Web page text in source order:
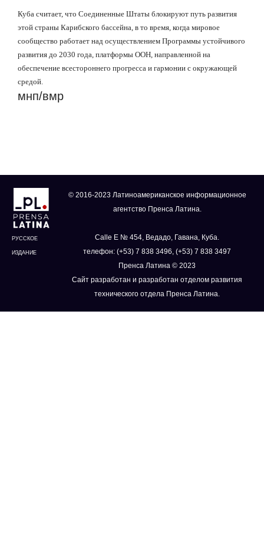
Куба считает, что Соединенные Штаты блокируют путь развития
этой страны Карибского бассейна, в то время, когда мировое
сообщество работает над осуществлением Программы устойчивого
развития до 2030 года, платформы ООН, направленной на
обеспечение всестороннего прогресса и гармонии с окружающей
средой.
мнп/вмр
РУССКОЕ
ИЗДАНИЕ
© 2016-2023 Латиноамериканское информационное
агентство Пренса Латина.
Calle E № 454, Ведадо, Гавана, Куба.
телефон: (+53) 7 838 3496, (+53) 7 838 3497
Пренса Латина © 2023
Сайт разработан и разработан отделом развития
технического отдела Пренса Латина.